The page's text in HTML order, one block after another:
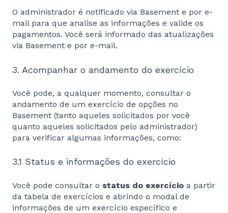
O administrador é notificado via Basement e por e-
mail para que analise as informações e valide os
pagamentos. Você será informado das atualizações
via Basement e por e-mail.
3. Acompanhar o andamento do exercício
Você pode, a qualquer momento, consultar o
andamento de um exercício de opções no
Basement (tanto aqueles solicitados por você
quanto aqueles solicitados pelo administrador)
para verificar algumas informações, como:
3.1 Status e informações do exercício
Você pode consultar o status do exercício a partir
da tabela de exercícios e abrindo o modal de
informações de um exercício específico e